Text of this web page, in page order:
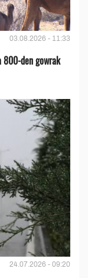
03.08.2026 - 11:33
800-den gowrak
24.07.2026 - 09:20